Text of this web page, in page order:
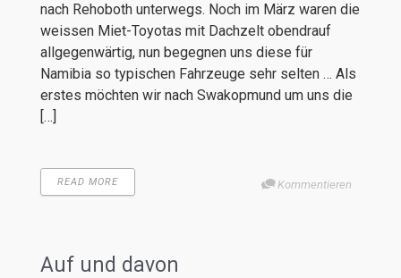
nach Rehoboth unterwegs. Noch im März waren die
weissen Miet-Toyotas mit Dachzelt obendrauf
allgegenwärtig, nun begegnen uns diese für
Namibia so typischen Fahrzeuge sehr selten … Als
erstes möchten wir nach Swakopmund um uns die
[…]
READ MORE Kommentieren
Auf und davon